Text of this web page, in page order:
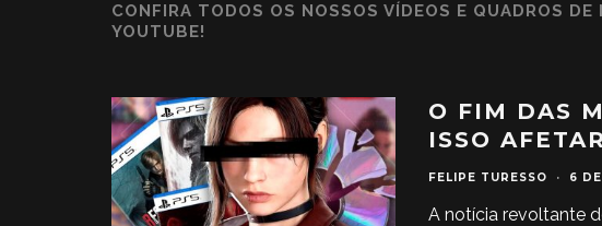
CONFIRA TODOS OS NOSSOS VÍDEOS E QUADROS
YOUTUBE!
O FIM DAS
ISSO
FELIPE TURESSO · 6
A notícia revoltante